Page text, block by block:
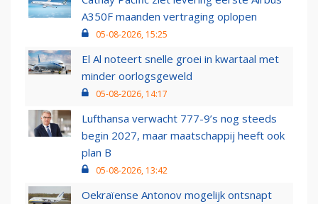
A350F maanden vertraging oplopen
05-08-2026, 15:25
El Al noteert snelle groei in kwartaal met
minder oorlogsgeweld
05-08-2026, 14:17
Lufthansa verwacht 777-9’s nog steeds
begin 2027, maar maatschappij heeft ook
plan B
05-08-2026, 13:42
Oekraïense Antonov mogelijk ontsnapt